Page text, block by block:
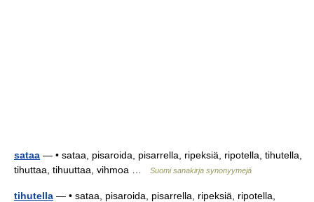
sataa — • sataa, pisaroida, pisarrella, ripeksiä, ripotella, tihutella,
tihuttaa, tihuuttaa, vihmoa …
Suomi sanakirja synonyymejä
tihutella — • sataa, pisaroida, pisarrella, ripeksiä, ripotella,